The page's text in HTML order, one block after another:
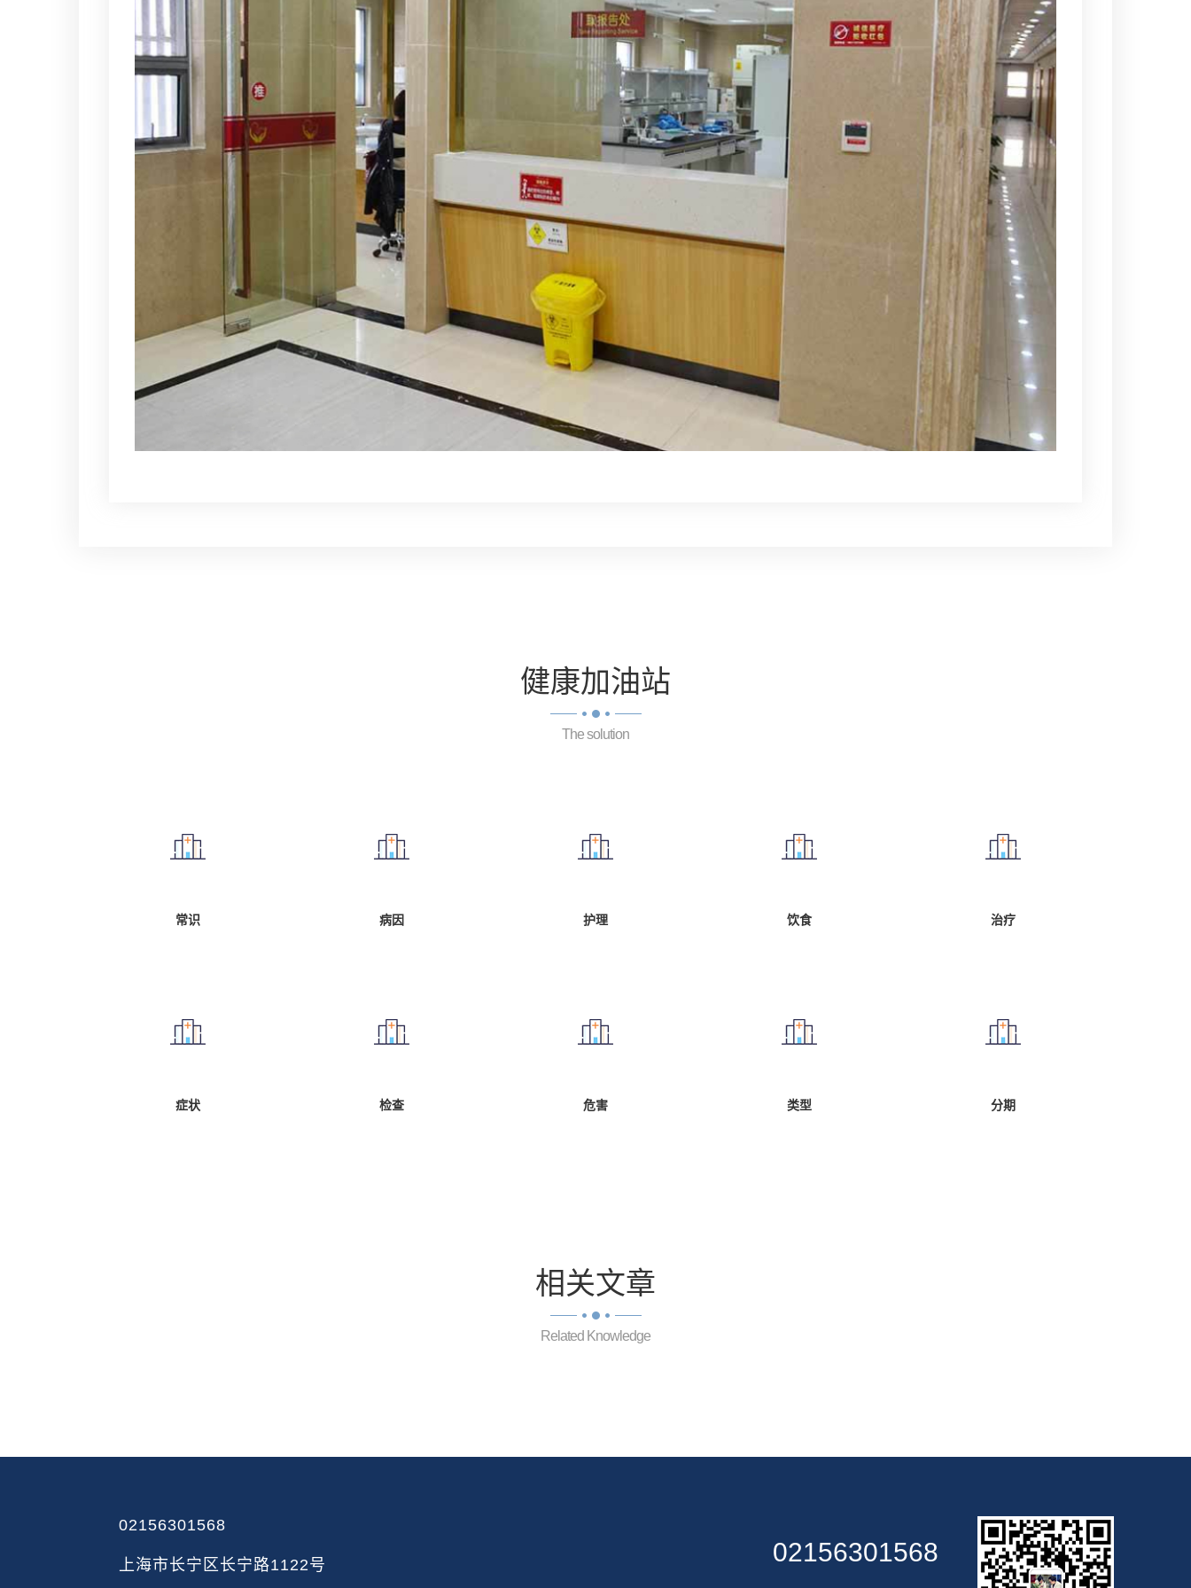
健康加油站
The solution
常识 病因 护理 饮食 治疗
症状 检查 危害 类型 分期
相关文章
Related Knowledge
02156301568
上海市长宁区长宁路1122号 02156301568